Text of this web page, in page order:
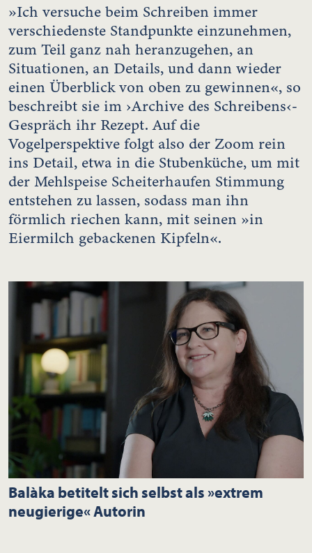
»Ich versuche beim Schreiben immer
verschiedenste Standpunkte einzunehmen,
zum Teil ganz nah heranzugehen, an
Situationen, an Details, und dann wieder
einen Überblick von oben zu gewinnen«, so
beschreibt sie im ›Archive des Schreibens‹-
Gespräch ihr Rezept. Auf die
Vogelperspektive folgt also der Zoom rein
ins Detail, etwa in die Stubenküche, um mit
der Mehlspeise Scheiterhaufen Stimmung
entstehen zu lassen, sodass man ihn
förmlich riechen kann, mit seinen »in
Eiermilch gebackenen Kipfeln«.
Balàka betitelt sich selbst als »extrem
neugierige« Autorin